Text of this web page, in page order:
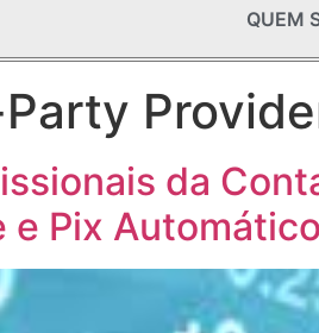
QUEM
da
e Pix Automático